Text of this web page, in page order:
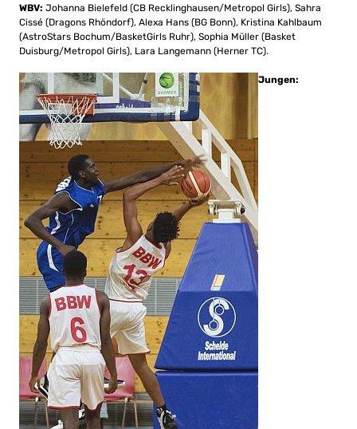
WBV: Johanna Bielefeld (CB Recklinghausen/Metropol Girls), Sahra
Cissé (Dragons Rhöndorf), Alexa Hans (BG Bonn), Kristina Kahlbaum
(AstroStars Bochum/BasketGirls Ruhr), Sophia Müller (Basket
Duisburg/Metropol Girls), Lara Langemann (Herner TC).
Jungen: